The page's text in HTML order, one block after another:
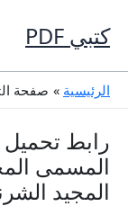
إلى
المحتوى
كتبي PDF
الرئيسية صفحة
رابط
المجيد